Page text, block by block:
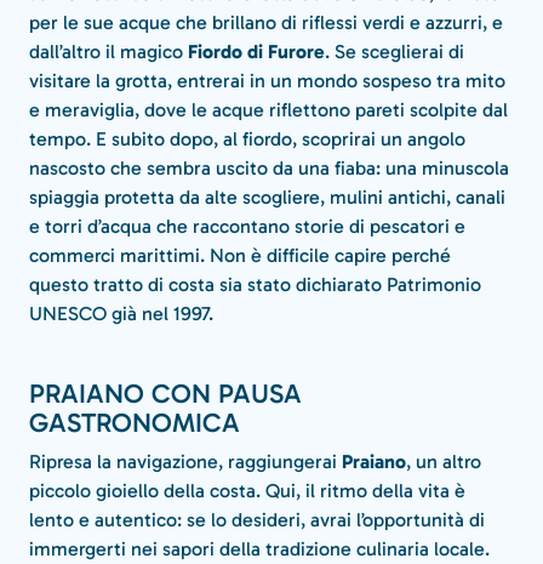
per le sue acque che brillano di riflessi verdi e azzurri, e
dall’altro il magico Fiordo di Furore. Se sceglierai di
visitare la grotta, entrerai in un mondo sospeso tra mito
e meraviglia, dove le acque riflettono pareti scolpite dal
tempo. E subito dopo, al fiordo, scoprirai un angolo
nascosto che sembra uscito da una fiaba: una minuscola
spiaggia protetta da alte scogliere, mulini antichi, canali
e torri d’acqua che raccontano storie di pescatori e
commerci marittimi. Non è difficile capire perché
questo tratto di costa sia stato dichiarato Patrimonio
UNESCO già nel 1997.
PRAIANO CON PAUSA
GASTRONOMICA
Ripresa la navigazione, raggiungerai Praiano, un altro
piccolo gioiello della costa. Qui, il ritmo della vita è
lento e autentico: se lo desideri, avrai l’opportunità di
immergerti nei sapori della tradizione culinaria locale.